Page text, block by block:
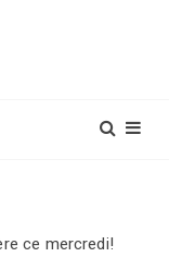
ce mercredi!